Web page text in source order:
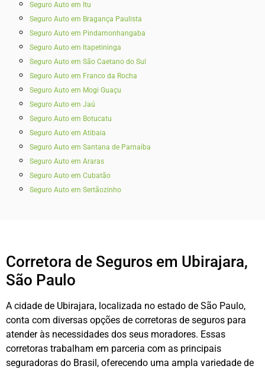
Seguro Auto em Itu
Seguro Auto em Bragança Paulista
Seguro Auto em Pindamonhangaba
Seguro Auto em Itapetininga
Seguro Auto em São Caetano do Sul
Seguro Auto em Franco da Rocha
Seguro Auto em Mogi Guaçu
Seguro Auto em Jaú
Seguro Auto em Botucatu
Seguro Auto em Atibaia
Seguro Auto em Santana de Parnaíba
Seguro Auto em Araras
Seguro Auto em Cubatão
Seguro Auto em Sertãozinho
Corretora de Seguros em Ubirajara,
São Paulo
A cidade de Ubirajara, localizada no estado de São Paulo,
conta com diversas opções de corretoras de seguros para
atender às necessidades dos seus moradores. Essas
corretoras trabalham em parceria com as principais
seguradoras do Brasil, oferecendo uma ampla variedade de